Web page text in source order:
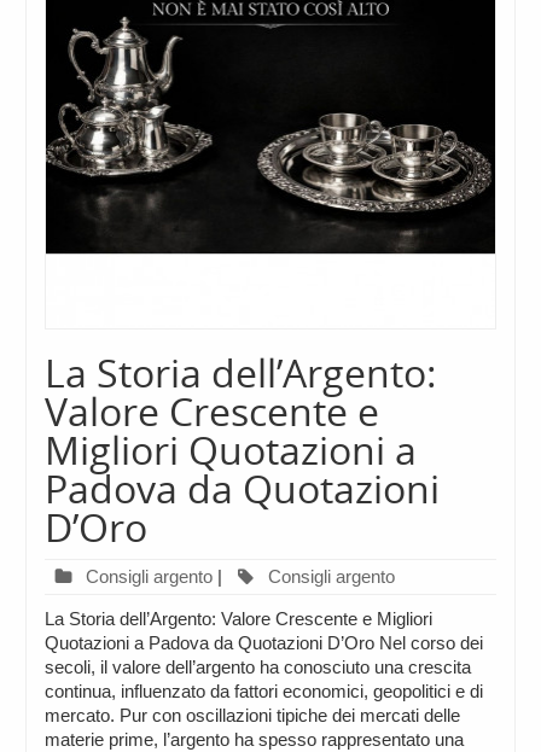
La Storia dell’Argento:
Valore Crescente e
Migliori Quotazioni a
Padova da Quotazioni
D’Oro
Consigli argento | Consigli argento
La Storia dell’Argento: Valore Crescente e Migliori
Quotazioni a Padova da Quotazioni D’Oro Nel corso dei
secoli, il valore dell’argento ha conosciuto una crescita
continua, influenzato da fattori economici, geopolitici e di
mercato. Pur con oscillazioni tipiche dei mercati delle
materie prime, l’argento ha spesso rappresentato una